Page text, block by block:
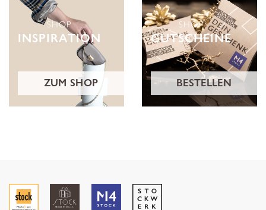
SHOP
INSPIRATION
ZUM SHOP
SHOP
GUTSCHEINE
BESTELLEN